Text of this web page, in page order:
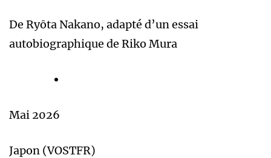
De Ryōta Nakano, adapté d’un essai
autobiographique de Riko Mura
Mai 2026
Japon (VOSTFR)